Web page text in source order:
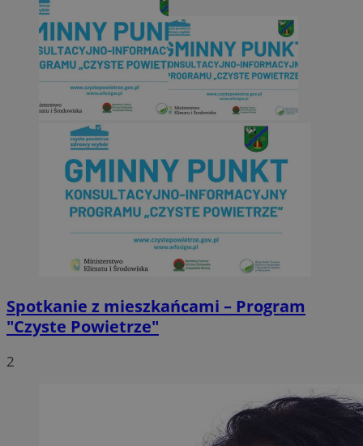
Spotkanie z mieszkańcami – Program
"Czyste Powietrze"
2